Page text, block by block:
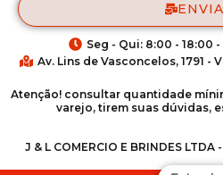
Seg - Qui: 8:00 - 18:00
Av. Lins de Vasconcelos, 1791 -
Atenção! consultar quantidade
varejo, tirem suas dúvidas,
J & L COMERCIO E BRINDES